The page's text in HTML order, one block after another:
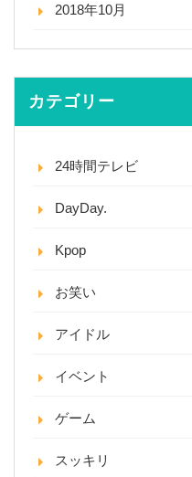
2018年10月
カテゴリー
24時間テレビ
DayDay.
Kpop
お笑い
アイドル
イベント
ゲーム
スッキリ